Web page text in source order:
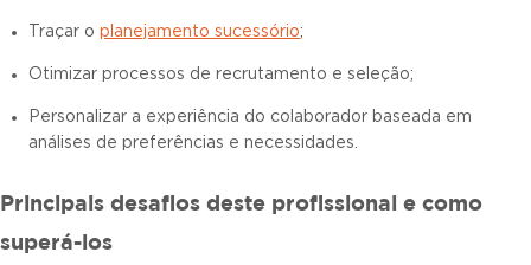
Traçar o planejamento sucessório;
Otimizar processos de recrutamento e seleção;
Personalizar a experiência do colaborador baseada em
análises de preferências e necessidades.
Principais desafios deste profissional e como
superá-los